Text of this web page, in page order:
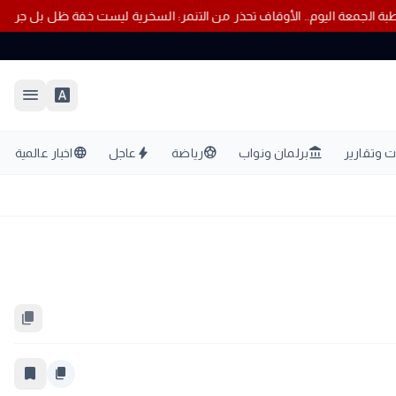
النتائجخطبة الجمعة اليوم.. الأوقاف تحذر من التنمر: السخرية ليست
font_download
menu
وتقارير account_balanceبرلمان ونواب sports_soccerرياضة bolt عاجل languageاخبار عالمية
content_copy
content_copy
bookmark_border